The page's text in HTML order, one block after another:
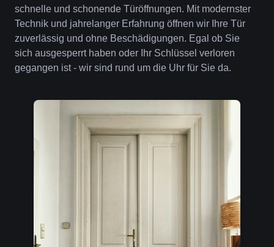
schnelle und schonende Türöffnungen. Mit modernster
Technik und jahrelanger Erfahrung öffnen wir Ihre Tür
zuverlässig und ohne Beschädigungen. Egal ob Sie
sich ausgesperrt haben oder Ihr Schlüssel verloren
gegangen ist - wir sind rund um die Uhr für Sie da.